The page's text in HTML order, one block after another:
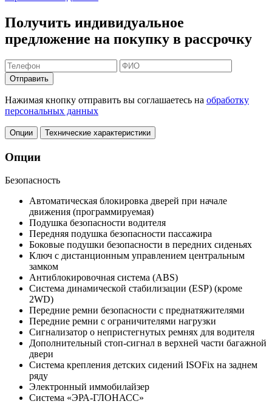
Получить индивидуальное
предложение на покупку в рассрочку
Отправить
Нажимая кнопку отправить вы соглашаетесь на обработку
персональных данных
Опции Технические характеристики
Опции
Безопасность
Автоматическая блокировка дверей при начале
движения (программируемая)
Подушка безопасности водителя
Передняя подушка безопасности пассажира
Боковые подушки безопасности в передних сиденьях
Ключ с дистанционным управлением центральным
замком
Антиблокировочная система (ABS)
Система динамической стабилизации (ESP) (кроме
2WD)
Передние ремни безопасности с преднатяжителями
Передние ремни с ограничителями нагрузки
Сигнализатор о непристегнутых ремнях для водителя
Дополнительный стоп-сигнал в верхней части багажной
двери
Система крепления детских сидений ISOFix на заднем
ряду
Электронный иммобилайзер
Система «ЭРА-ГЛОНАСС»